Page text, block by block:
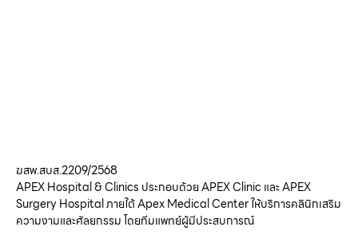
ฆสพ.สบส.2209/2568
APEX Hospital & Clinics ประกอบด้วย APEX Clinic และ APEX
Surgery Hospital ภายใต้ Apex Medical Center ให้บริการคลินิกเสริม
ความงามและศัลยกรรม โดยทีมแพทย์ผู้มีประสบการณ์